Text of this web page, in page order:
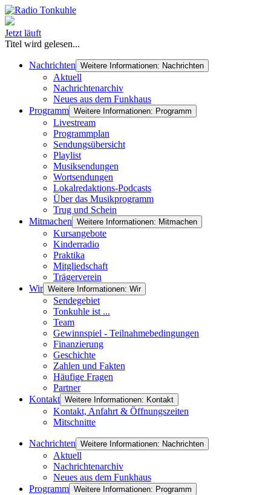
Jetzt läuft
Titel wird gelesen...
Nachrichten Weitere Informationen: Nachrichten
Aktuell
Nachrichtenarchiv
Neues aus dem Funkhaus
Programm Weitere Informationen: Programm
Livestream
Programmplan
Sendungsübersicht
Playlist
Musiksendungen
Wortsendungen
Lokalredaktions-Podcasts
Über das Musikprogramm
Trug und Schein
Mitmachen Weitere Informationen: Mitmachen
Kursangebote
Kinderradio
Praktika
Mitgliedschaft
Trägerverein
Wir Weitere Informationen: Wir
Sendegebiet
Tonkuhle ist ...
Team
Gewinnspiel - Teilnahmebedingungen
Finanzierung
Geschichte
Zahlen und Fakten
Häufige Fragen
Partner
Kontakt Weitere Informationen: Kontakt
Kontakt, Anfahrt & Öffnungszeiten
Mitschnitte
Nachrichten Weitere Informationen: Nachrichten
Aktuell
Nachrichtenarchiv
Neues aus dem Funkhaus
Programm Weitere Informationen: Programm